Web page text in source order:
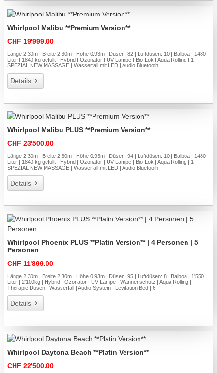
Whirlpool Malibu **Premium Version**
CHF 19'999.00
Länge 2.30m | Breite 2.30m | Höhe 0.93m | Düsen: 82 | Luftdüsen: 10 | Balboa | 1480
Liter | 1840 kg gefüllt | Hybrid | Ozonator | UV-Lampe | Bio-Lok | Aqua Rolling | 1
SPEZIAL NEW MASSAGE | Wasserfall mit LED | Audio Bluetooth
Details
Whirlpool Malibu PLUS **Premium Version**
CHF 23'500.00
Länge 2.30m | Breite 2.30m | Höhe 0.93m | Düsen: 94 | Luftdüsen: 10 | Balboa | 1480
Liter | 1840 kg gefüllt | Hybrid | Ozonator | UV-Lampe | Bio-Lok | Aqua Rolling | 1
SPEZIAL NEW MASSAGE | Wasserfall mit LED | Audio Bluetooth
Details
Whirlpool Phoenix PLUS **Platin Version** | 4 Personen | 5
Personen
CHF 11'899.00
Länge 2.30m | Breite 2.30m | Höhe 0.93m | Düsen: 95 | Luftdüsen: 8 | Balboa | 1'550
Liter | 2'100kg | Hybrid | Ozonator | UV-Lampe | Wannenschutz | Aqua Rolling |
Therapie Düsen | Wasserfall | Audio-System | Levitation Bed | 6
Details
Whirlpool Daytona Beach **Platin Version**
CHF 22'500.00